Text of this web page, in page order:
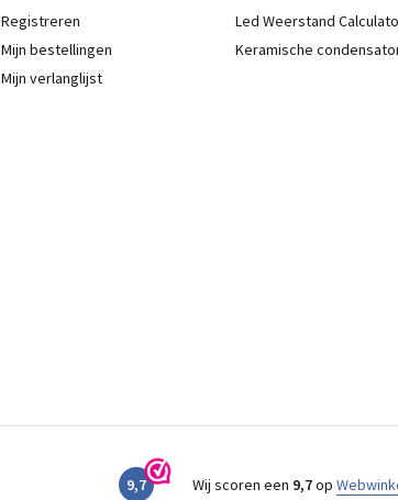
Registreren
Mijn bestellingen
Mijn verlanglijst
Led Weerstand
Keramische
9,7 Wij scoren een 9,7op